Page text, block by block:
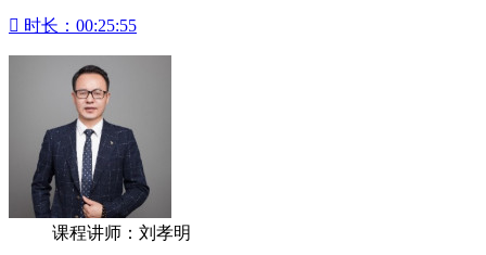
 时长：00:25:55
课程讲师：刘孝明